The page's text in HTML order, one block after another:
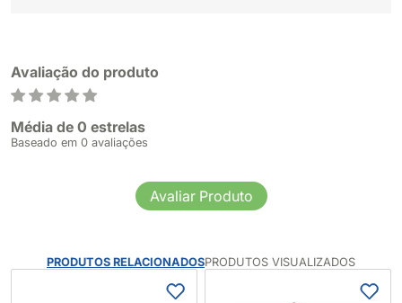
Avaliação do produto
Média de 0 estrelas
Baseado em 0 avaliações
Avaliar Produto
PRODUTOS RELACIONADOSPRODUTOS VISUALIZADOS